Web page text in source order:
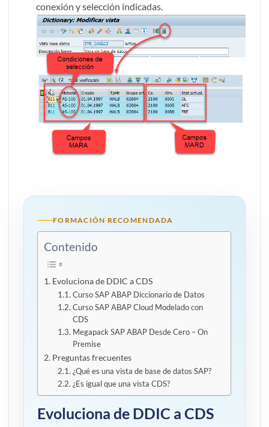
conexión y selección indicadas.
FORMACIÓN RECOMENDADA
Contenido
Evoluciona de DDIC a CDS
Curso SAP ABAP Diccionario de Datos
Curso SAP ABAP Cloud Modelado con
CDS
Megapack SAP ABAP Desde Cero – On
Premise
Preguntas frecuentes
¿Qué es una vista de base de datos SAP?
¿Es igual que una vista CDS?
Evoluciona de DDIC a CDS